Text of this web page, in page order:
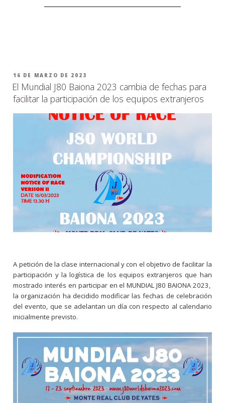
PUBLICADO
EL
16 DE MARZO DE 2023
El Mundial J80 Baiona 2023 cambia de fechas para
facilitar la participación de los equipos extranjeros
A petición de la clase internacional y con el objetivo de facilitar la
participación y la logística de los equipos extranjeros que han
mostrado interés en participar en el MUNDIAL J80 BAIONA 2023,
la organización ha decidido modificar las fechas de celebración
del evento, que se adelantan un día con respecto al calendario
inicialmente previsto.